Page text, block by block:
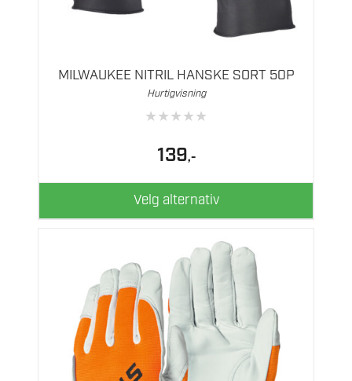
MILWAUKEE NITRIL HANSKE SORT 50P
Hurtigvisning
★★★★★
139,-
Velg alternativ
flere
produktsiden